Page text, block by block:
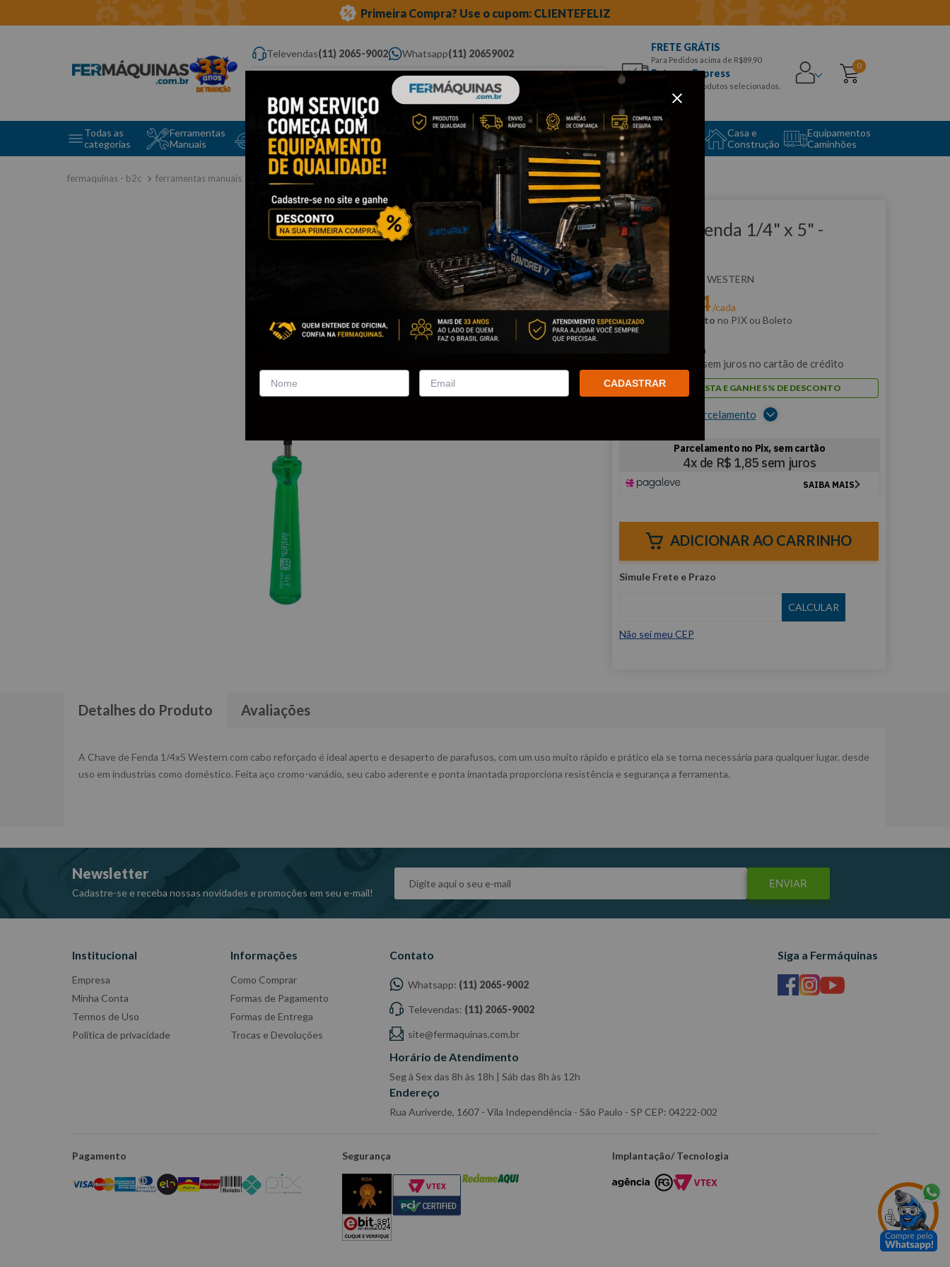
Primeira Compra? Use o cupom: CLIENTEFELIZ
Televendas(11) 2065-9002 Whatsapp(11) 20659002
Digite aqui o que você procura...
FRETE GRÁTIS
Para Pedidos acima de R$89,90
Entrega Express
para CEPS e produtos selecionados,
Aproveite!
0
Todas as
categorias
Ferramentas
Manuais
Ferramentas Elétricas
e Máquinas
Ferramentas
Ferramentas
Automotivas Especiais
Equipamento
Auto Center
Casa e
Construção
Equipamentos
Caminhões
ferramentas manuais chave de fenda e phillips
Clique e veja!
Chave de Fenda 1/4" x 5" -
WESTERN
:W3612 WESTERN
Por:R$ 04/cada
com5% de desconto no PIX ou Boleto
/cada
sem juros no cartão de crédito
PAGUE À VISTA E GANHE 5% DE DESCONTO
Ver opções de parcelamento
ADICIONAR AO CARRINHO
Não sei meu CEP
Detalhes do Produto Avaliações
A Chave de Fenda 1/4x5 Western com cabo reforçado é ideal aperto e desaperto de parafusos, com um uso muito rápido e prático ela se torna necessária para qualquer lugar, desde
uso em industrias como doméstico. Feita aço cromo-vanádio, seu cabo aderente e ponta imantada proporciona resistência e segurança a ferramenta.
Newsletter
Cadastre-se e receba nossas novidades e promoções em seu e-mail!
ENVIAR
Institucional
Empresa
Minha Conta
Termos de Uso
Política de privacidade
Informações
Como Comprar
Formas de Pagamento
Formas de Entrega
Trocas e Devoluções
Contato
Whatsapp: (11) 2065-9002
Televendas: (11) 2065-9002
site@fermaquinas.com.br
Horário de Atendimento
Seg à Sex das 8h às 18h | Sáb das 8h às 12h
Endereço
Rua Auriverde, 1607 - Vila Independência - São Paulo - SP CEP: 04222-002
Siga a Fermáquinas
Pagamento Segurança Implantação/ Tecnologia
CADASTRAR